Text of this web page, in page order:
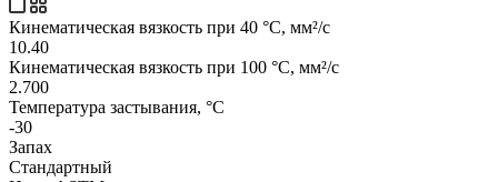
Кинематическая вязкость при 40 °C, мм²/с
10.40
Кинематическая вязкость при 100 °C, мм²/с
2.700
Температура застывания, °C
-30
Запах
Стандартный